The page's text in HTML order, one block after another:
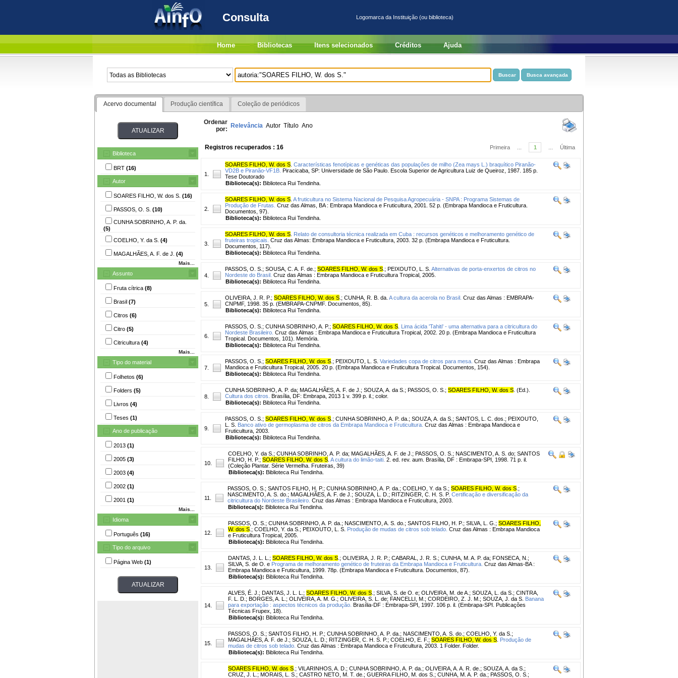
Consulta Logomarca da Instituição (ou biblioteca)
Home Bibliotecas Itens selecionados Créditos Ajuda
Acervo documental Produção científica Coleção de periódicos
Biblioteca
BRT (16)
Autor
SOARES FILHO, W. dos S. (16)
PASSOS, O. S. (10)
CUNHA SOBRINHO, A. P. da.
(5)
COELHO, Y. da S. (4)
MAGALHÃES, A. F. de J. (4)
Mais...
Assunto
Fruta cítrica (8)
Brasil (7)
Citros (6)
Citro (5)
Citricultura (4)
Mais...
Tipo do material
Folhetos (6)
Folders (5)
Livros (4)
Teses (1)
Ano de publicação
2013 (1)
2005 (3)
2003 (4)
2002 (1)
2001 (1)
Mais...
Idioma
Português (16)
Tipo do arquivo
Página Web (1)
Ordenar
por: Relevância Autor Título Ano
Registros recuperados : 16 Primeira 1 Última
1.
SOARES FILHO, W. dos S Características fenotípicas e genéticas das populações de milho (Zea mays L.) braquítico Piranão-
VD2B e Piranão-VF1B. Piracicaba, SP: Universidade de São Paulo. Escola Superior de Agricultura Luiz de Queiroz, 1987. 185 p.
Tese Doutorado
Biblioteca(s): Biblioteca Rui Tendinha.
2.
SOARES FILHO, W. dos S A fruticultura no Sistema Nacional de Pesquisa Agropecuária - SNPA : Programa Sistemas de
Produção de Frutas. Cruz das Almas, BA : Embrapa Mandioca e Fruticultura, 2001. 52 p. (Embrapa Mandioca e Fruticultura.
Documentos, 97).
Biblioteca(s): Biblioteca Rui Tendinha.
3.
SOARES FILHO, W. dos S Relato de consultoria técnica realizada em Cuba : recursos genéticos e melhoramento genético de
fruteiras tropicais. Cruz das Almas: Embrapa Mandioca e Fruticultura, 2003. 32 p. (Embrapa Mandioca e Fruticultura.
Documentos, 117).
Biblioteca(s): Biblioteca Rui Tendinha.
4.
PASSOS, O. S. ; SOUSA, C. A. F. de. ; SOARES FILHO, W. dos S ; PEIXOUTO, L. S. Alternativas de porta-enxertos de citros no
Nordeste do Brasil. Cruz das Almas : Embrapa Mandioca e Fruticultura Tropical, 2005.
Biblioteca(s): Biblioteca Rui Tendinha.
5.
OLIVEIRA, J. R. P. ; SOARES FILHO, W. dos S ; CUNHA, R. B. da. A cultura da acerola no Brasil. Cruz das Almas : EMBRAPA-
CNPMF, 1998. 35 p. (EMBRAPA-CNPMF. Documentos, 85).
Biblioteca(s): Biblioteca Rui Tendinha.
6.
PASSOS, O. S. ; CUNHA SOBRINHO, A. P. ; SOARES FILHO, W. dos S Lima ácida 'Tahiti' - uma alternativa para a citricultura do
Nordeste Brasileiro. Cruz das Almas : Embrapa Mandioca e Fruticultura Tropical, 2002. 20 p. (Embrapa Mandioca e Fruticultura
Tropical. Documentos, 101). Memória.
Biblioteca(s): Biblioteca Rui Tendinha.
7.
PASSOS, O. S. ; SOARES FILHO, W. dos S ; PEIXOUTO, L. S. Variedades copa de citros para mesa. Cruz das Almas : Embrapa
Mandioca e Fruticultura Tropical, 2005. 20 p. (Embrapa Mandioca e Fruticultura Tropical. Documentos, 154).
Biblioteca(s): Biblioteca Rui Tendinha.
8.
CUNHA SOBRINHO, A. P. da; MAGALHÃES, A. F. de J. ; SOUZA, A. da S. ; PASSOS, O. S. ; SOARES FILHO, W. dos S . (Ed.).
Cultura dos citros. Brasília, DF: Embrapa, 2013 1 v. 399 p. il.; color.
Biblioteca(s): Biblioteca Rui Tendinha.
9.
PASSOS, O. S. ; SOARES FILHO, W. dos S ; CUNHA SOBRINHO, A. P. da. ; SOUZA, A. da S. ; SANTOS, L. C. dos. ; PEIXOUTO,
L. S. Banco ativo de germoplasma de citros da Embrapa Mandioca e Fruticultura. Cruz das Almas : Embrapa Mandioca e
Fruticultura, 2003.
Biblioteca(s): Biblioteca Rui Tendinha.
10.
COELHO, Y. da S. ; CUNHA SOBRINHO, A. P. da; MAGALHÃES, A. F. de J. ; PASSOS, O. S. ; NASCIMENTO, A. S. do; SANTOS
FILHO, H. P. ; SOARES FILHO, W. dos S A cultura do limão-taiti. 2. ed. rev. aum. Brasília, DF : Embrapa-SPI, 1998. 71 p. il.
(Coleção Plantar. Série Vermelha. Fruteiras, 39)
Biblioteca(s): Biblioteca Rui Tendinha.
11.
PASSOS, O. S. ; SANTOS FILHO, H. P. ; CUNHA SOBRINHO, A. P. da. ; COELHO, Y. da S. ; SOARES FILHO, W. dos S ;
NASCIMENTO, A. S. do. ; MAGALHÃES, A. F. de J. ; SOUZA, L. D. ; RITZINGER, C. H. S. P. Certificação e diversificação da
citricultura do Nordeste Brasileiro. Cruz das Almas : Embrapa Mandioca e Fruticultura, 2003.
Biblioteca(s): Biblioteca Rui Tendinha.
12.
PASSOS, O. S. ; CUNHA SOBRINHO, A. P. da. ; NASCIMENTO, A. S. do. ; SANTOS FILHO, H. P. ; SILVA, L. G. ; SOARES FILHO,
W. dos S ; COELHO, Y. da S. ; PEIXOUTO, L. S. Produção de mudas de citros sob telado. Cruz das Almas : Embrapa Mandioca
e Fruticultura Tropical, 2005.
Biblioteca(s): Biblioteca Rui Tendinha.
13.
DANTAS, J. L. L. ; SOARES FILHO, W. dos S ; OLIVEIRA, J. R. P. ; CABARAL, J. R. S. ; CUNHA, M. A. P. da; FONSECA, N. ;
SILVA, S. de O. e Programa de melhoramento genético de fruteiras da Embrapa Mandioca e Fruticultura. Cruz das Almas-BA :
Embrapa Mandioca e Fruticultura, 1999. 78p. (Embrapa Mandioca e Fruticultura. Documentos, 87).
Biblioteca(s): Biblioteca Rui Tendinha.
14.
ALVES, É. J. ; DANTAS, J. L. L. ; SOARES FILHO, W. dos S ; SILVA, S. de O. e; OLIVEIRA, M. de A. ; SOUZA, L. da S. ; CINTRA,
F. L. D. ; BORGES, A. L. ; OLIVEIRA, A. M. G. ; OLIVEIRA, S. L. de; FANCELLI, M. ; CORDEIRO, Z. J. M. ; SOUZA, J. da S. Banana
para exportação : aspectos técnicos da produção. Brasília-DF : Embrapa-SPI, 1997. 106 p. il. (Embrapa-SPI. Publicações
Técnicas Frupex, 18).
Biblioteca(s): Biblioteca Rui Tendinha.
15.
PASSOS, O. S. ; SANTOS FILHO, H. P. ; CUNHA SOBRINHO, A. P. da. ; NASCIMENTO, A. S. do. ; COELHO, Y. da S. ;
MAGALHÃES, A. F. de J. ; SOUZA, L. D. ; RITZINGER, C. H. S. P. ; COELHO, E. F. ; SOARES FILHO, W. dos S Produção de
mudas de citros sob telado. Cruz das Almas : Embrapa Mandioca e Fruticultura, 2003. 1 Folder. Folder.
Biblioteca(s): Biblioteca Rui Tendinha.
SOARES FILHO, W. dos S ; VILARINHOS, A. D. ; CUNHA SOBRINHO, A. P. da. ; OLIVEIRA, A. A. R. de. ; SOUZA, A. da S. ;
CRUZ, J. L. ; MORAIS, L. S. ; CASTRO NETO, M. T. de. ; GUERRA FILHO, M. dos S. ; CUNHA, M. A. P. da. ; PASSOS, O. S. ;